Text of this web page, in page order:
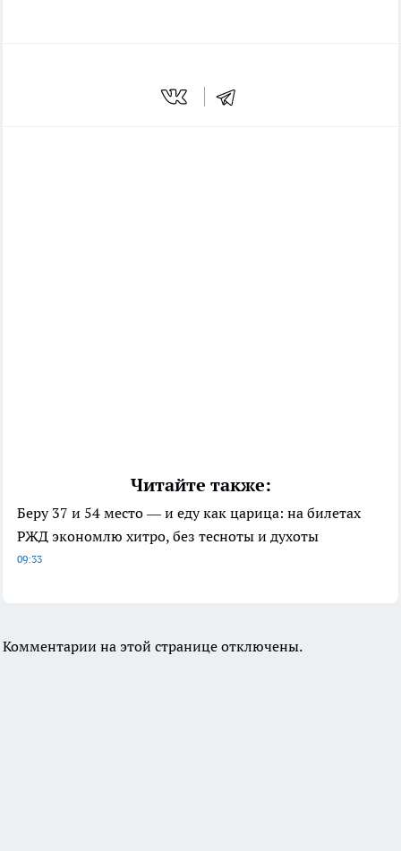
Читайте также:
Беру 37 и 54 место — и еду как царица: на билетах
РЖД экономлю хитро, без тесноты и духоты
09:33
Комментарии на этой странице отключены.